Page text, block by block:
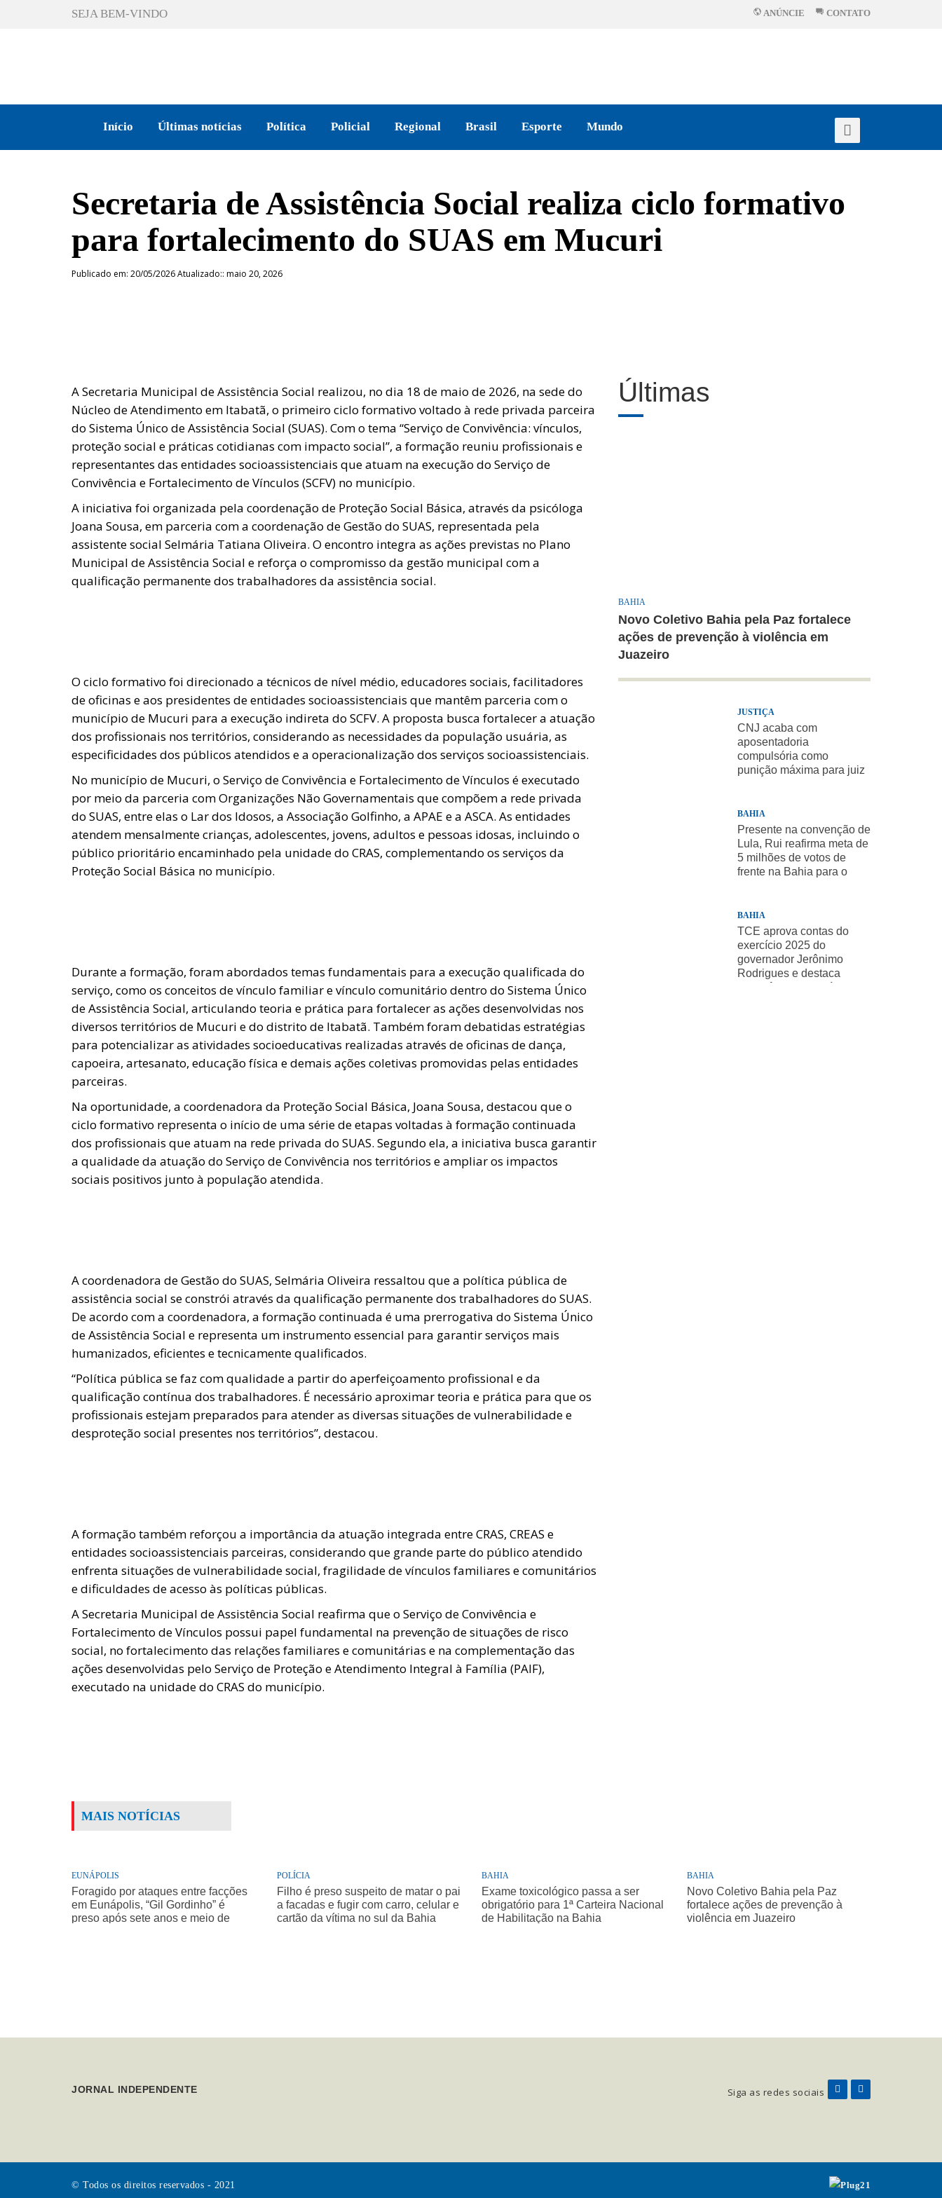
SEJA BEM-VINDO ANÚNCIE CONTATO
Início Últimas notícias Política Policial Regional Brasil Esporte Mundo
Secretaria de Assistência Social realiza ciclo formativo
para fortalecimento do SUAS em Mucuri
Publicado em: 20/05/2026 Atualizado:: maio 20, 2026
A Secretaria Municipal de Assistência Social realizou, no dia 18 de maio de 2026, na sede do
Núcleo de Atendimento em Itabatã, o primeiro ciclo formativo voltado à rede privada parceira
do Sistema Único de Assistência Social (SUAS). Com o tema “Serviço de Convivência: vínculos,
proteção social e práticas cotidianas com impacto social”, a formação reuniu profissionais e
representantes das entidades socioassistenciais que atuam na execução do Serviço de
Convivência e Fortalecimento de Vínculos (SCFV) no município.
A iniciativa foi organizada pela coordenação de Proteção Social Básica, através da psicóloga
Joana Sousa, em parceria com a coordenação de Gestão do SUAS, representada pela
assistente social Selmária Tatiana Oliveira. O encontro integra as ações previstas no Plano
Municipal de Assistência Social e reforça o compromisso da gestão municipal com a
qualificação permanente dos trabalhadores da assistência social.
O ciclo formativo foi direcionado a técnicos de nível médio, educadores sociais, facilitadores
de oficinas e aos presidentes de entidades socioassistenciais que mantêm parceria com o
município de Mucuri para a execução indireta do SCFV. A proposta busca fortalecer a atuação
dos profissionais nos territórios, considerando as necessidades da população usuária, as
especificidades dos públicos atendidos e a operacionalização dos serviços socioassistenciais.
No município de Mucuri, o Serviço de Convivência e Fortalecimento de Vínculos é executado
por meio da parceria com Organizações Não Governamentais que compõem a rede privada
do SUAS, entre elas o Lar dos Idosos, a Associação Golfinho, a APAE e a ASCA. As entidades
atendem mensalmente crianças, adolescentes, jovens, adultos e pessoas idosas, incluindo o
público prioritário encaminhado pela unidade do CRAS, complementando os serviços da
Proteção Social Básica no município.
Durante a formação, foram abordados temas fundamentais para a execução qualificada do
serviço, como os conceitos de vínculo familiar e vínculo comunitário dentro do Sistema Único
de Assistência Social, articulando teoria e prática para fortalecer as ações desenvolvidas nos
diversos territórios de Mucuri e do distrito de Itabatã. Também foram debatidas estratégias
para potencializar as atividades socioeducativas realizadas através de oficinas de dança,
capoeira, artesanato, educação física e demais ações coletivas promovidas pelas entidades
parceiras.
Na oportunidade, a coordenadora da Proteção Social Básica, Joana Sousa, destacou que o
ciclo formativo representa o início de uma série de etapas voltadas à formação continuada
dos profissionais que atuam na rede privada do SUAS. Segundo ela, a iniciativa busca garantir
a qualidade da atuação do Serviço de Convivência nos territórios e ampliar os impactos
sociais positivos junto à população atendida.
A coordenadora de Gestão do SUAS, Selmária Oliveira ressaltou que a política pública de
assistência social se constrói através da qualificação permanente dos trabalhadores do SUAS.
De acordo com a coordenadora, a formação continuada é uma prerrogativa do Sistema Único
de Assistência Social e representa um instrumento essencial para garantir serviços mais
humanizados, eficientes e tecnicamente qualificados.
“Política pública se faz com qualidade a partir do aperfeiçoamento profissional e da
qualificação contínua dos trabalhadores. É necessário aproximar teoria e prática para que os
profissionais estejam preparados para atender as diversas situações de vulnerabilidade e
desproteção social presentes nos territórios”, destacou.
A formação também reforçou a importância da atuação integrada entre CRAS, CREAS e
entidades socioassistenciais parceiras, considerando que grande parte do público atendido
enfrenta situações de vulnerabilidade social, fragilidade de vínculos familiares e comunitários
e dificuldades de acesso às políticas públicas.
A Secretaria Municipal de Assistência Social reafirma que o Serviço de Convivência e
Fortalecimento de Vínculos possui papel fundamental na prevenção de situações de risco
social, no fortalecimento das relações familiares e comunitárias e na complementação das
ações desenvolvidas pelo Serviço de Proteção e Atendimento Integral à Família (PAIF),
executado na unidade do CRAS do município.
Últimas
BAHIA
Novo Coletivo Bahia pela Paz fortalece
ações de prevenção à violência em
Juazeiro
JUSTIÇA
CNJ acaba com
aposentadoria
compulsória como
punição máxima para juiz
BAHIA
Presente na convenção de
Lula, Rui reafirma meta de
5 milhões de votos de
frente na Bahia para o
BAHIA
TCE aprova contas do
exercício 2025 do
governador Jerônimo
Rodrigues e destaca
MAIS NOTÍCIAS
EUNÁPOLIS
Foragido por ataques entre facções
em Eunápolis, “Gil Gordinho” é
preso após sete anos e meio de
POLÍCIA
Filho é preso suspeito de matar o pai
a facadas e fugir com carro, celular e
cartão da vítima no sul da Bahia
BAHIA
Exame toxicológico passa a ser
obrigatório para 1ª Carteira Nacional
de Habilitação na Bahia
BAHIA
Novo Coletivo Bahia pela Paz
fortalece ações de prevenção à
violência em Juazeiro
JORNAL INDEPENDENTE Siga as redes sociais
© Todos os direitos reservados - 2021